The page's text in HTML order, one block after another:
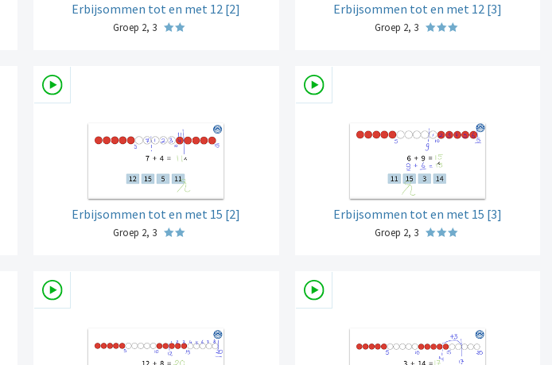
Erbijsommen tot en met 12 [2]
Groep 2, 3
Erbijsommen tot en met 12 [3]
Groep 2, 3
Erbijsommen tot en met 15 [2]
Groep 2, 3
Erbijsommen tot en met 15 [3]
Groep 2, 3